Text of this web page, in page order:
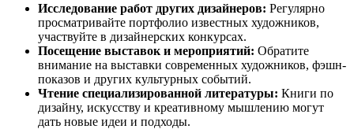
Исследование работ других дизайнеров: Регулярно
просматривайте портфолио известных художников,
участвуйте в дизайнерских конкурсах.
Посещение выставок и мероприятий: Обратите
внимание на выставки современных художников, фэшн-
показов и других культурных событий.
Чтение специализированной литературы: Книги по
дизайну, искусству и креативному мышлению могут
дать новые идеи и подходы.